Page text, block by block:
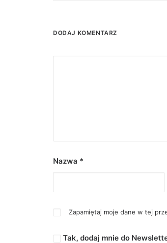
DODAJ KOMENTARZ
Nazwa *
Zapamiętaj moje dane w tej
Tak, dodaj mnie do